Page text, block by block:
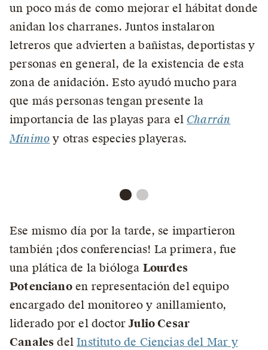
un poco más de como mejorar el hábitat donde
anidan los charranes. Juntos instalaron
letreros que advierten a bañistas, deportistas y
personas en general, de la existencia de esta
zona de anidación. Esto ayudó mucho para
que más personas tengan presente la
importancia de las playas para el Charrán
Mínimo y otras especies playeras.
Ese mismo día por la tarde, se impartieron
también ¡dos conferencias! La primera, fue
una plática de la bióloga Lourdes
Potencianoen representación del equipo
encargado del monitoreo y anillamiento,
liderado por el doctorJulio Cesar
Canales delInstituto de Ciencias del Mar y